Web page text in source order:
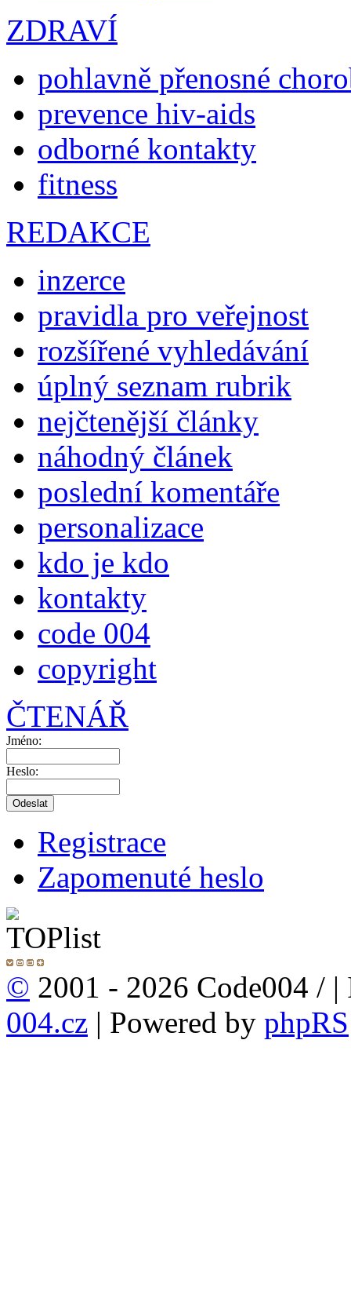
ZDRAVÍ
pohlavně přenosné
prevence hiv-aids
odborné kontakty
fitness
REDAKCE
inzerce
pravidla pro veřejnost
rozšířené vyhledávání
úplný seznam rubrik
nejčtenější články
náhodný článek
poslední komentáře
personalizace
kdo je kdo
kontakty
code 004
copyright
ČTENÁŘ
Jméno:
Heslo:
Registrace
Zapomenuté heslo
© 2001 - 2026 Code004 / |
004.cz | Powered by phpRS